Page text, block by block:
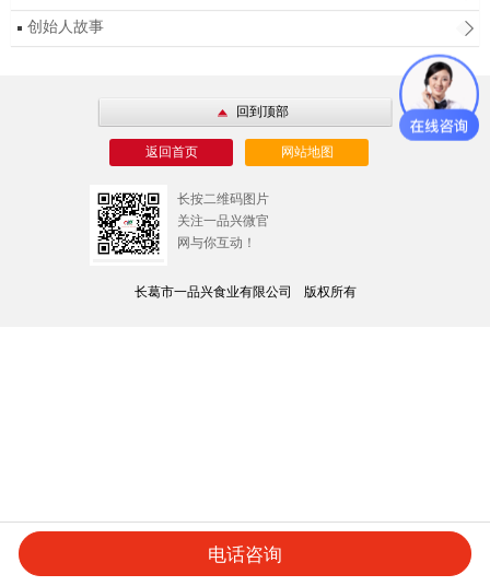
创始人故事
回到顶部
返回首页 网站地图
长按二维码图片
关注一品兴微官
网与你互动！
长葛市一品兴食业有限公司 版权所有
关于我们
电话咨询